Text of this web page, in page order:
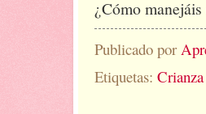
¿Cómo
Publicado por
Etiquetas: Crianza